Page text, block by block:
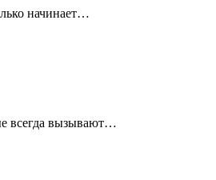
начинает…
всегда вызывают…